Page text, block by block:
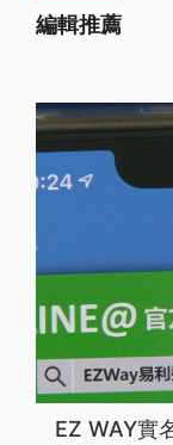
編輯推薦
EZ WAY實